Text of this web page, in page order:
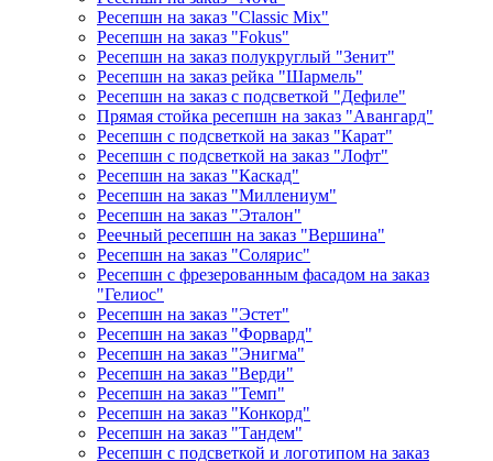
Ресепшн на заказ "Classic Mix"
Ресепшн на заказ "Fokus"
Ресепшн на заказ полукруглый "Зенит"
Ресепшн на заказ рейка "Шармель"
Ресепшн на заказ с подсветкой "Дефиле"
Прямая стойка ресепшн на заказ "Авангард"
Ресепшн с подсветкой на заказ "Карат"
Ресепшн с подсветкой на заказ "Лофт"
Ресепшн на заказ "Каскад"
Ресепшн на заказ "Миллениум"
Ресепшн на заказ "Эталон"
Реечный ресепшн на заказ "Вершина"
Ресепшн на заказ "Солярис"
Ресепшн с фрезерованным фасадом на заказ
"Гелиос"
Ресепшн на заказ "Эстет"
Ресепшн на заказ "Форвард"
Ресепшн на заказ "Энигма"
Ресепшн на заказ "Верди"
Ресепшн на заказ "Темп"
Ресепшн на заказ "Конкорд"
Ресепшн на заказ "Тандем"
Ресепшн с подсветкой и логотипом на заказ